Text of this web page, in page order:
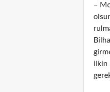
–
ilkin